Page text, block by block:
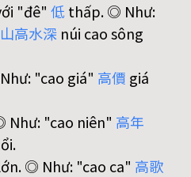
"đê" 低thấp. ◎ Như:
山高水深 núi cao sông
"cao giá" 高價 giá
Như: "cao niên" 高年
◎ Như: "cao ca" 高歌